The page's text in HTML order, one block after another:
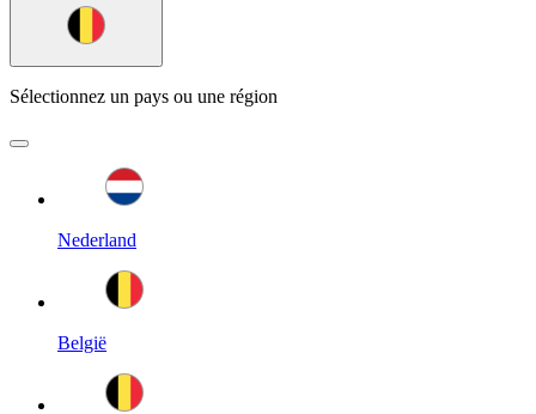
Sélectionnez un pays ou une région
Nederland
België